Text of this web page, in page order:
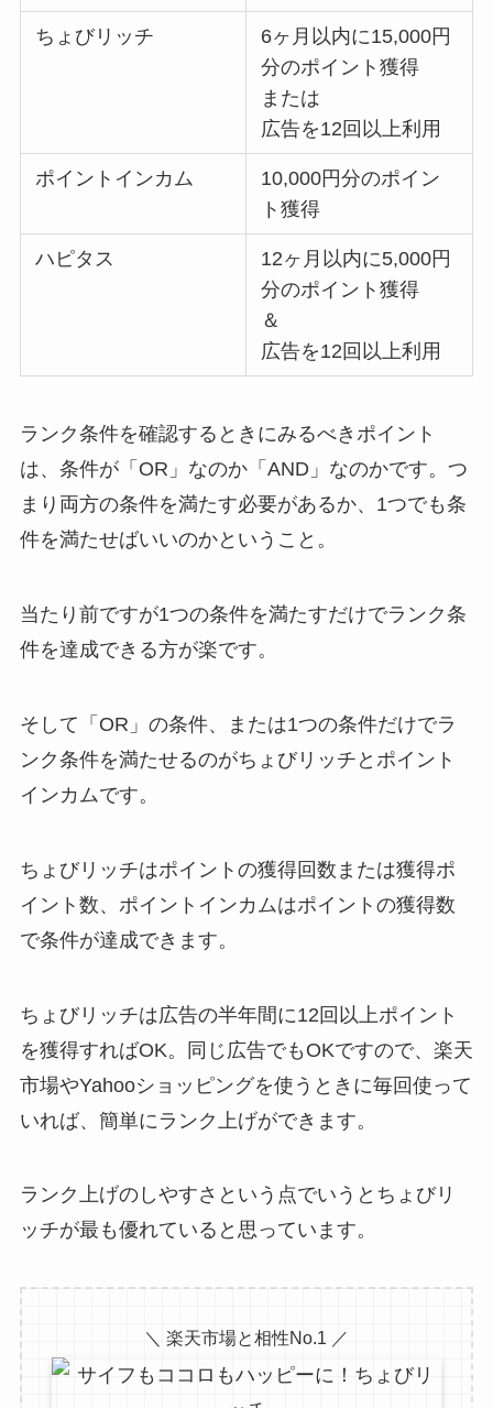
ちょびリッチ
6ヶ月以内に15,000円
分のポイント獲得
または
広告を12回以上利用
ポイントインカム
10,000円分のポイン
ト獲得
ハピタス
12ヶ月以内に5,000円
分のポイント獲得
＆
広告を12回以上利用
ランク条件を確認するときにみるべきポイント
は、条件が「OR」なのか「AND」なのかです。つ
まり両方の条件を満たす必要があるか、1つでも条
件を満たせばいいのかということ。
当たり前ですが1つの条件を満たすだけでランク条
件を達成できる方が楽です。
そして「OR」の条件、または1つの条件だけでラ
ンク条件を満たせるのがちょびリッチとポイント
インカムです。
ちょびリッチはポイントの獲得回数または獲得ポ
イント数、ポイントインカムはポイントの獲得数
で条件が達成できます。
ちょびリッチは広告の半年間に12回以上ポイント
を獲得すればOK。同じ広告でもOKですので、楽天
市場やYahooショッピングを使うときに毎回使って
いれば、簡単にランク上げができます。
ランク上げのしやすさという点でいうとちょびリ
ッチが最も優れていると思っています。
＼ 楽天市場と相性No.1 ／